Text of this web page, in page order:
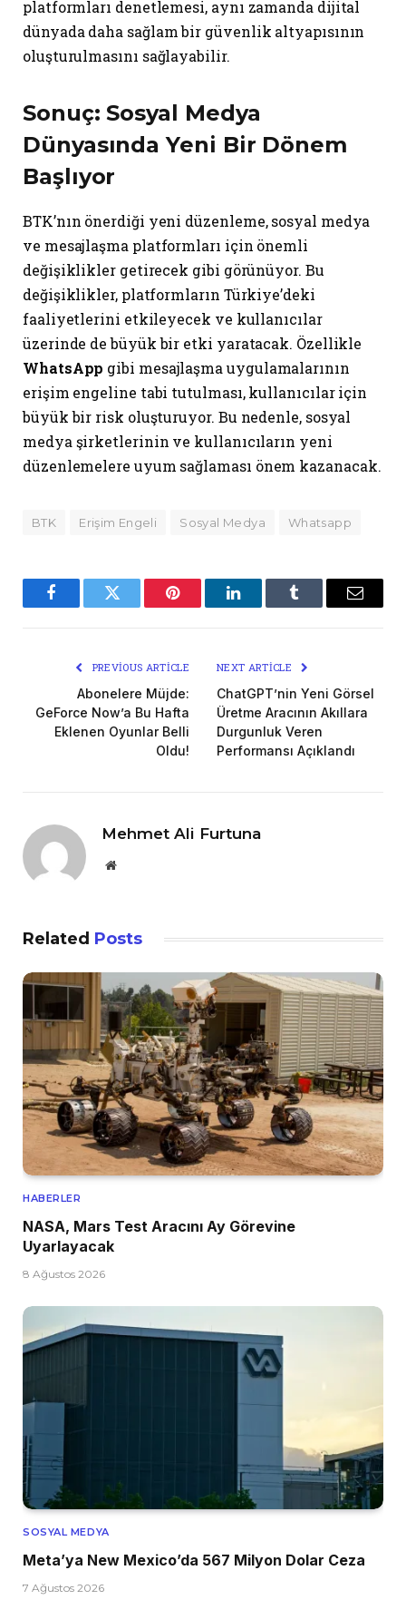
platformları denetlemesi, aynı zamanda dijital
dünyada daha sağlam bir güvenlik altyapısının
oluşturulmasını sağlayabilir.
Sonuç: Sosyal Medya
Dünyasında Yeni Bir Dönem
Başlıyor
BTK’nın önerdiği yeni düzenleme, sosyal medya
ve mesajlaşma platformları için önemli
değişiklikler getirecek gibi görünüyor. Bu
değişiklikler, platformların Türkiye’deki
faaliyetlerini etkileyecek ve kullanıcılar
üzerinde de büyük bir etki yaratacak. Özellikle
WhatsApp gibi mesajlaşma uygulamalarının
erişim engeline tabi tutulması, kullanıcılar için
büyük bir risk oluşturuyor. Bu nedenle, sosyal
medya şirketlerinin ve kullanıcıların yeni
düzenlemelere uyum sağlaması önem kazanacak.
BTK Erişim Engeli Sosyal Medya Whatsapp
FacebookTwitter Pinterest LinkedInTumblr Email
PREVIOUS ARTICLE
Abonelere Müjde:
GeForce Now’a Bu Hafta
Eklenen Oyunlar Belli
Oldu!
NEXT ARTICLE
ChatGPT’nin Yeni Görsel
Üretme Aracının Akıllara
Durgunluk Veren
Performansı Açıklandı
Mehmet Ali Furtuna
Website
Related Posts
HABERLER
NASA, Mars Test Aracını Ay Görevine
Uyarlayacak
8 Ağustos 2026
SOSYAL MEDYA
Meta’ya New Mexico’da 567 Milyon Dolar Ceza
7 Ağustos 2026